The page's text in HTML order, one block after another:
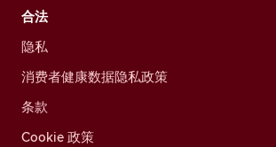
合法
隐私
消费者健康数据隐私政策
条款
Cookie 政策